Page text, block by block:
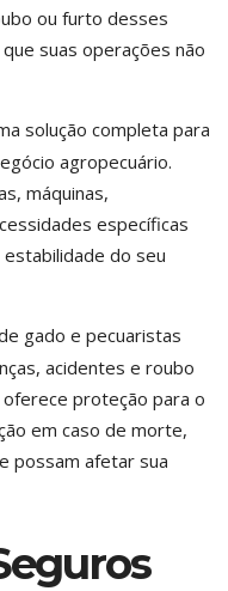
ou furto desses
suas operações não
solução completa para
agropecuário.
máquinas,
específicas
do seu
gado e pecuaristas
acidentes e roubo
proteção para o
em caso de morte,
possam afetar sua